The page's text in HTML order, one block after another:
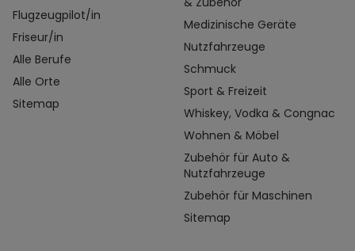
Flugzeugpilot/in
Friseur/in
Alle Berufe
Alle Orte
Sitemap
Medizinische Geräte
Nutzfahrzeuge
Schmuck
Sport & Freizeit
Whiskey, Vodka & Congnac
Wohnen & Möbel
Zubehör für Auto &
Nutzfahrzeuge
Zubehör für Maschinen
Sitemap